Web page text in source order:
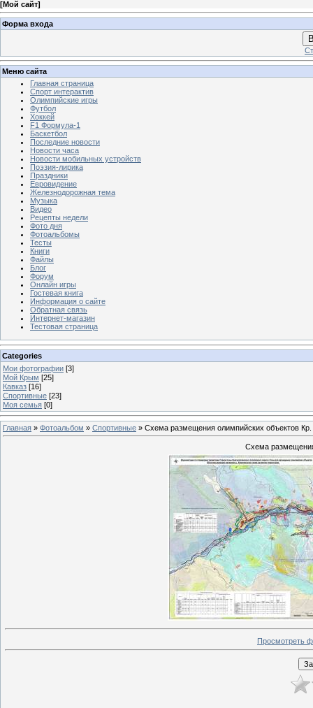
[Мой сайт]
Форма входа
Меню сайта
Главная страница
Спорт интерактив
Олимпийские игры
Футбол
Хоккей
F1 Формула-1
Баскетбол
Последние новости
Новости часа
Новости мобильных устройств
Поэзия-лирика
Праздники
Евровидение
Железнодорожная тема
Музыка
Видео
Рецепты недели
Фото дня
Фотоальбомы
Тесты
Книги
Файлы
Блог
Форум
Онлайн игры
Гостевая книга
Информация о сайте
Обратная связь
Интернет-магазин
Тестовая страница
Categories
Мои фотографии [3]
Мой Крым [25]
Кавказ [16]
Спортивные [23]
Моя семья [0]
Главная » Фотоальбом » Спортивные » Схема размещения олимпийских объектов Кр.
Схема
Просмотреть